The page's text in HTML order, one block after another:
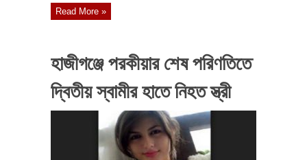
Read More »
হাজীগঞ্জে পরকীয়ার শেষ পরিণতিতে
দ্বিতীয় স্বামীর হাতে নিহত স্ত্রী